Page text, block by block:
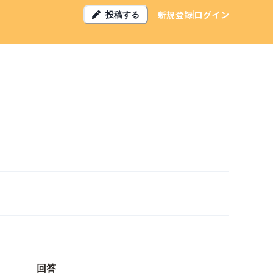
投稿する 新規登録ログイン
回答